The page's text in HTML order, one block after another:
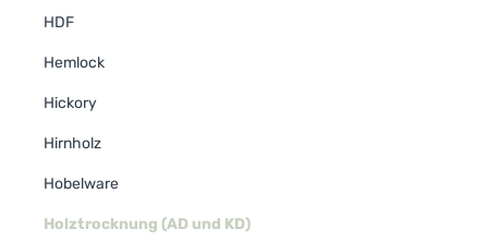
HDF
Hemlock
Hickory
Hirnholz
Hobelware
Holztrocknung (AD und KD)